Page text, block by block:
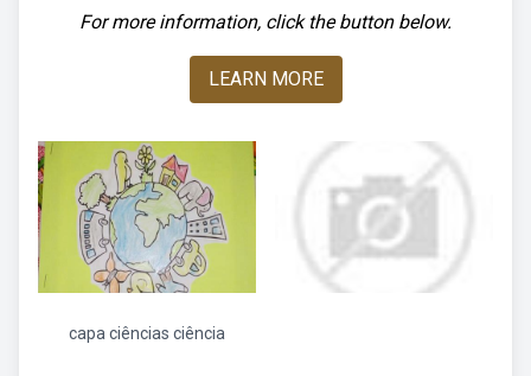
For more information, click the button below.
LEARN MORE
capa ciências ciência